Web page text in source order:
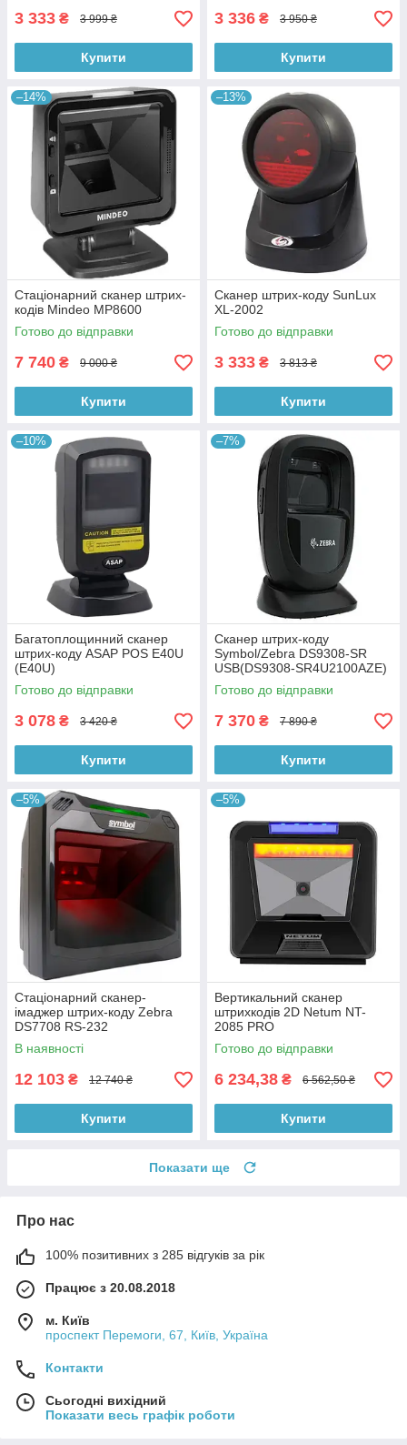
3 333 ₴ 3 999 ₴
Купити
3 336 ₴ 3 950 ₴
Купити
–14%
Стаціонарний сканер штрих-
кодів Mindeo MP8600
Готово до відправки
7 740 ₴ 9 000 ₴
Купити
–13%
Сканер штрих-коду SunLux
XL-2002
Готово до відправки
3 333 ₴ 3 813 ₴
Купити
–10%
Багатоплощинний сканер
штрих-коду ASAP POS E40U
(E40U)
Готово до відправки
3 078 ₴ 3 420 ₴
Купити
–7%
Сканер штрих-коду
Symbol/Zebra DS9308-SR
USB(DS9308-SR4U2100AZE)
Готово до відправки
7 370 ₴ 7 890 ₴
Купити
–5%
Стаціонарний сканер-
імаджер штрих-коду Zebra
DS7708 RS-232
В наявності
12 103 ₴ 12 740 ₴
Купити
–5%
Вертикальний сканер
штрихкодів 2D Netum NT-
2085 PRO
Готово до відправки
6 234,38 ₴ 6 562,50 ₴
Купити
Показати ще
Про нас
100% позитивних з 285 відгуків за рік
Працює з 20.08.2018
м. Київ
проспект Перемоги, 67, Київ, Україна
Контакти
Сьогодні вихідний
Показати весь графік роботи